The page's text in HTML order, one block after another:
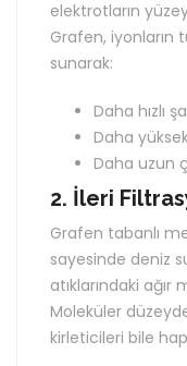
elektrotların
Grafen, iyonların
sunarak:
Daha hızlı
Daha
Daha uzun
2. İleri
Grafen tabanlı
sayesinde deniz
atıklarındaki
Moleküler
kirleticileri bile